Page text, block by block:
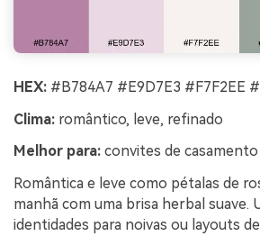
HEX: #B784A7 #E9D7E3 #F7F2EE
Clima: romântico, leve, refinado
Melhor para: convites de casamento
Romântica e leve como pétalas de
manhã com uma brisa herbal suave.
identidades para noivas ou layouts